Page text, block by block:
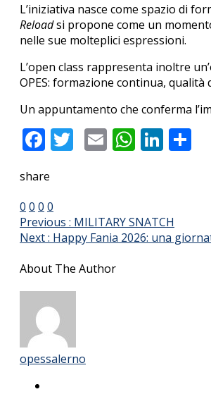
L’iniziativa nasce come spazio di
Reloadsi propone come un
nelle sue molteplici espressioni.
L’open class rappresenta inoltre
OPES: formazione continua,
Un appuntamento che conferma
Facebook
Twitter
Email
share
0 0 0 0
Previous : MILITARY SNATCH
Next : Happy Fania 2026: una
About The Author
opessalerno